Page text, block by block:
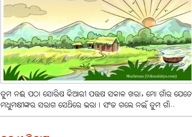
ତୁମ ନଈ ପଠା ସୋରିଷ କିଆରୀ ପଉଷ ସକାଳ ଖରା, ମୋ ଗାଁର ଯେତେ
ମଧୁମକ୍ଷୀଙ୍କର ସରାଗ ସେଥିରେ ଭରା। ସଂଜ ଗଲେ ନଇଁ ତୁମ ଗାଁ..